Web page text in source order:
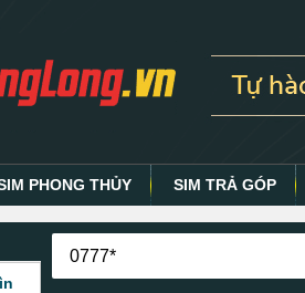
PHONG THỦY SIM TRẢ GÓP